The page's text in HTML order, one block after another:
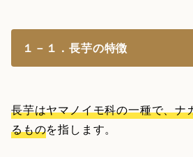
１－１．長芋の特徴
長芋はヤマノイモ科の一種で、ナ
るものを指します。